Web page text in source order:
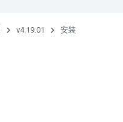
v4.19.01 安装